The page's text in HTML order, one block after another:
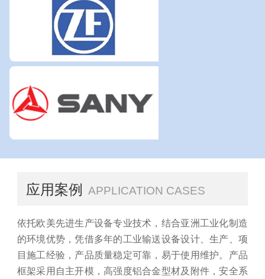
应用案例 APPLICATION CASES
依托欧美先进生产设备专业技术，结合亚洲工业化制造
的环境优势，凭借多年的工业输送设备设计、生产、项
目施工经验，产品质量稳定可靠，易于使用维护。产品
框架采用自主开模，高强度铝合金型材及附件，安全系